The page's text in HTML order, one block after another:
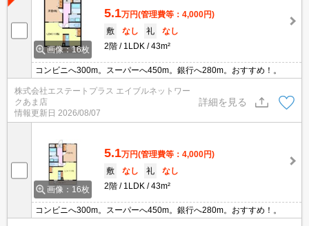
画像：16枚
5.1万円(管理費等：4,000円)
敷
なし 礼
なし
2階
1LDK 43m²
コンビニへ300m。スーパーへ450m。銀行へ280m。おすすめ！。
株式会社エステートプラス エイブルネットワー
クあま店
情報更新日 2026/08/07
詳細を見る
画像：16枚
5.1万円(管理費等：4,000円)
敷
なし 礼
なし
2階
1LDK 43m²
コンビニへ300m。スーパーへ450m。銀行へ280m。おすすめ！。